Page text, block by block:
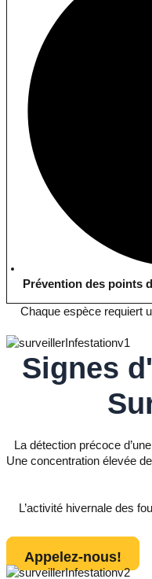
Prévention des points
Chaque espèce requiert
Signes
La détection précoce
Une concentration élevée
L’activité hivernale des
Appelez-nous!